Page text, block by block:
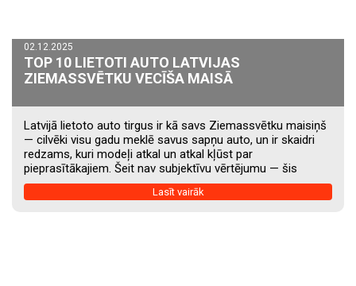
02.12.2025
TOP 10 LIETOTI AUTO LATVIJAS
ZIEMASSVĒTKU VECĪŠA MAISĀ
Latvijā lietoto auto tirgus ir kā savs Ziemassvētku maisiņš
— cilvēki visu gadu meklē savus sapņu auto, un ir skaidri
redzams, kuri modeļi atkal un atkal kļūst par
pieprasītākajiem. Šeit nav subjektīvu vērtējumu — šis
saraksts balstīts ekskluzīvi uz reāliem meklējumiem
Latvijā. Šie ir TOP 10 meklētākie lietotie auto Latvijā, pēc
Lasīt vairāk